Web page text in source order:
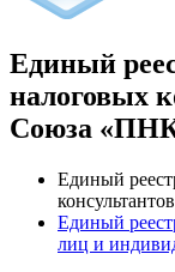
Единый
налоговых
Союза
Единый
Единый
лиц и